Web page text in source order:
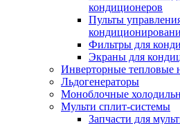
кондиционеров
Пульты
Фильтры для
Экраны для
Инверторные тепловые
Льдогенераторы
Моноблочные
Мульти сплит-системы
Запчасти для